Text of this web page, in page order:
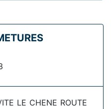
LE CHENE ROUTE